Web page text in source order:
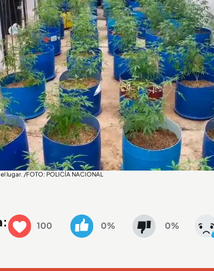
lugar. /FOTO: POLICÍA NACIONAL
100 0% 0%